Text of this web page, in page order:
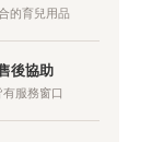
的育兒用品
後協助
服務窗口